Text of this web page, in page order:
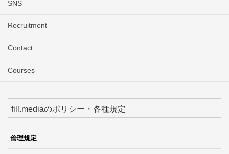
SNS
Recruitment
Contact
Courses
fill.mediaのポリシー・各種規定
倫理規定